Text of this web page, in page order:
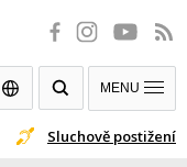
Sluchově postižení
MENU